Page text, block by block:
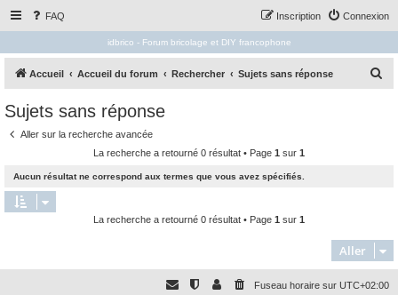
FAQ Connexion
Inscription
idbrico - Forum bricolage et DIY francophone
Accueil Accueil du forum Rechercher Sujets sans réponse
e
r
Sujets sans réponse
Aller sur la recherche avancée
La recherche a retourné 0 résultat • Page 1 sur 1
Aucun résultat ne correspond aux termes que vous avez spécifiés.
La recherche a retourné 0 résultat • Page 1 sur 1
Aller
Fuseau horaire sur UTC+02:00